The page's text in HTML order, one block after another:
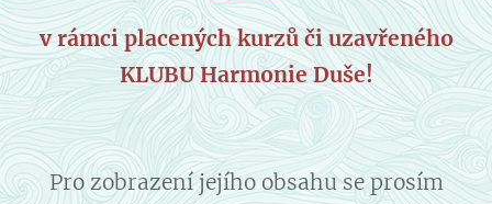
v rámci placených kurzů či uzavřeného
KLUBU Harmonie Duše!
Pro zobrazení jejího obsahu se prosím